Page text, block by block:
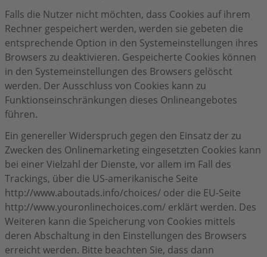
Falls die Nutzer nicht möchten, dass Cookies auf ihrem
Rechner gespeichert werden, werden sie gebeten die
entsprechende Option in den Systemeinstellungen ihres
Browsers zu deaktivieren. Gespeicherte Cookies können
in den Systemeinstellungen des Browsers gelöscht
werden. Der Ausschluss von Cookies kann zu
Funktionseinschränkungen dieses Onlineangebotes
führen.
Ein genereller Widerspruch gegen den Einsatz der zu
Zwecken des Onlinemarketing eingesetzten Cookies kann
bei einer Vielzahl der Dienste, vor allem im Fall des
Trackings, über die US-amerikanische Seite
http://www.aboutads.info/choices/ oder die EU-Seite
http://www.youronlinechoices.com/ erklärt werden. Des
Weiteren kann die Speicherung von Cookies mittels
deren Abschaltung in den Einstellungen des Browsers
erreicht werden. Bitte beachten Sie, dass dann